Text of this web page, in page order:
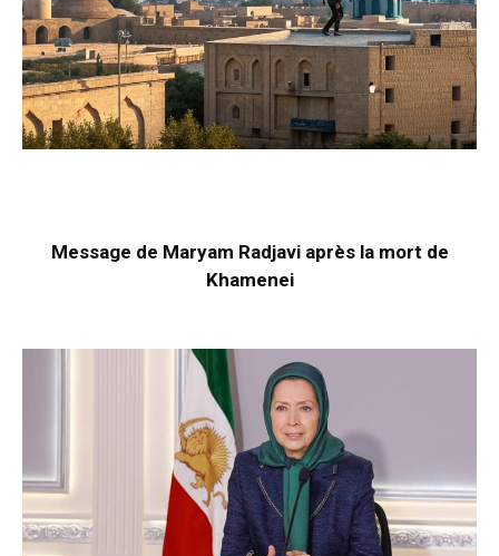
Message de Maryam Radjavi après la mort de
Khamenei